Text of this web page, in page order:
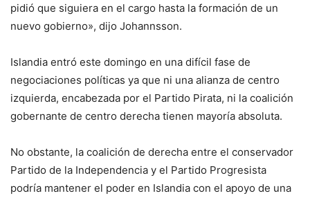
pidió que siguiera en el cargo hasta la formación de un
nuevo gobierno», dijo Johannsson.
Islandia entró este domingo en una difícil fase de
negociaciones políticas ya que ni una alianza de centro
izquierda, encabezada por el Partido Pirata, ni la coalición
gobernante de centro derecha tienen mayoría absoluta.
No obstante, la coalición de derecha entre el conservador
Partido de la Independencia y el Partido Progresista
podría mantener el poder en Islandia con el apoyo de una